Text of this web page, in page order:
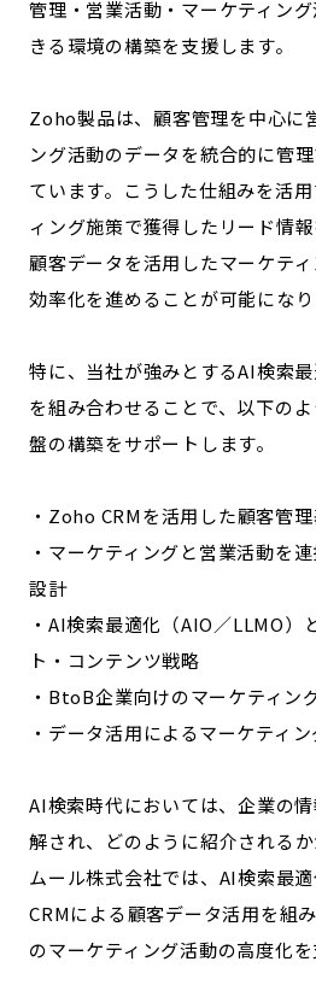
管理・営業活動・マーケティン
きる環境の構築を支援します。
Zoho製品は、顧客管理を中心に
ング活動のデータを統合的に管
ています。こうした仕組みを活
ィング施策で獲得したリード情報
顧客データを活用したマーケテ
効率化を進めることが可能になり
特に、当社が強みとするAI検索
を組み合わせることで、以下の
盤の構築をサポートします。
・Zoho CRMを活用した顧客管
・マーケティングと営業活動を
設計
・AI検索最適化（AIO／LLMO）
ト・コンテンツ戦略
・BtoB企業向けのマーケティン
・データ活用によるマーケティ
AI検索時代においては、企業の
解され、どのように紹介される
ムール株式会社では、AI検索最
CRMによる顧客データ活用を組
のマーケティング活動の高度化を